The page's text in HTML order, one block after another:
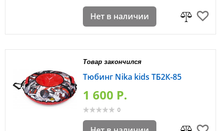
Нет в наличии
Товар закончился
Тюбинг Nika kids ТБ2К-85
1 600 P.
0